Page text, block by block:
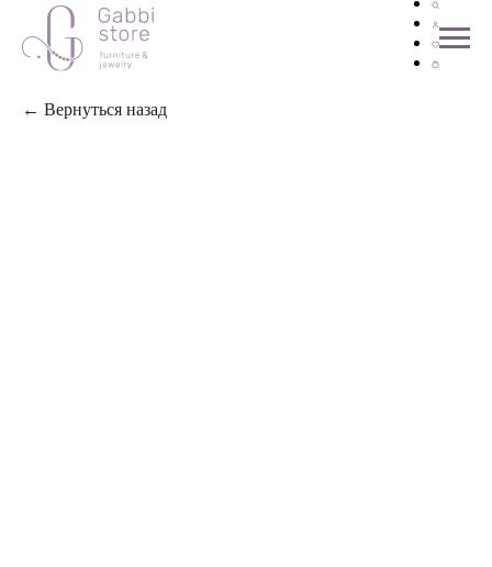
← Вернуться назад